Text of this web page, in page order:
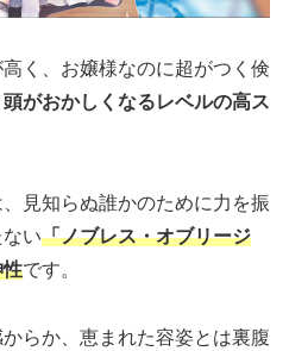
く、お嬢様なのに超がつく倹
頭がおかしくなるレベルの高ス
見知らぬ誰かのために力を振
い「ノブレス・オブリージ
性です。
らか、恵まれた容姿とは裏腹